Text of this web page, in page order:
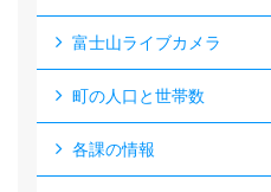
富士山ライブカメラ
町の人口と世帯数
各課の情報